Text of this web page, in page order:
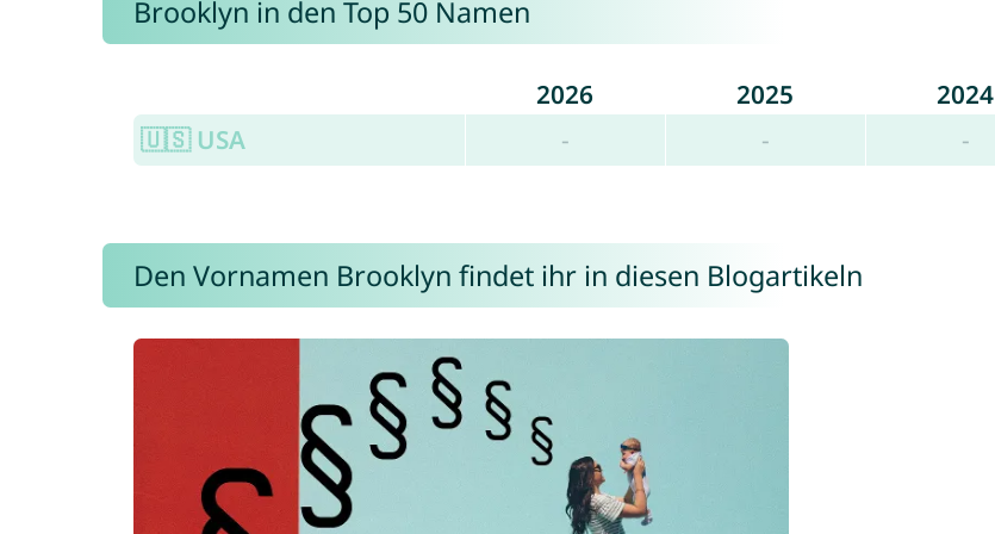
Brooklyn in den Top 50 Namen
2026 2025 2024
🇺🇸 USA
- - -
Den Vornamen Brooklyn findet ihr in diesen Blogartikeln